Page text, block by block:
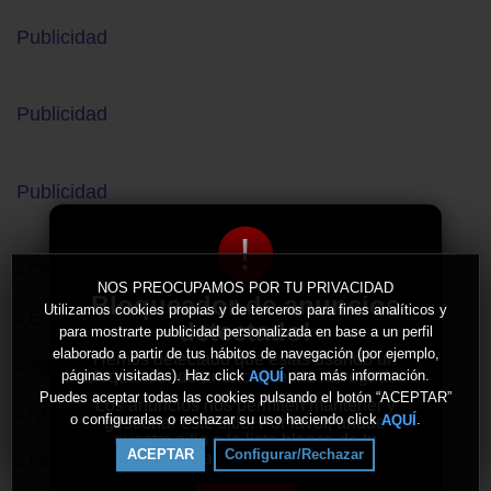
!
Bloqueador de anuncios
detectado!
Hemos detectado que estás usando un
bloqueador de anuncios en tu navegador.
Los anuncios nos permiten mantener y
gestionar este sitio. Por favor, añade
nuestro sitio a la lista blanca de tu
bloqueador de anuncios.
NOS PREOCUPAMOS POR TU PRIVACIDAD
Utilizamos cookies propias y de terceros para fines analíticos y
para mostrarte publicidad personalizada en base a un perfil
elaborado a partir de tus hábitos de navegación (por ejemplo,
páginas visitadas). Haz click AQUÍ para más información.
Puedes aceptar todas las cookies pulsando el botón “ACEPTAR”
o configurarlas o rechazar su uso haciendo click AQUÍ .
ACEPTAR Configurar/Rechazar
Publicidad
Publicidad
Publicidad